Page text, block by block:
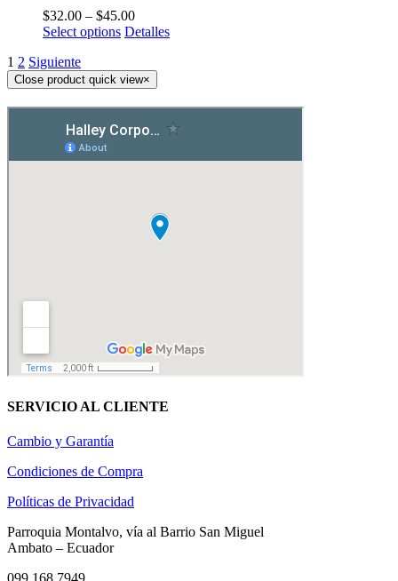
$32.00 – $45.00
Select options Detalles
1 2 Siguiente
Close product quick view×
SERVICIO AL CLIENTE
Cambio y Garantía
Condiciones de Compra
Políticas de Privacidad
Parroquia Montalvo, vía al Barrio San Miguel
Ambato – Ecuador